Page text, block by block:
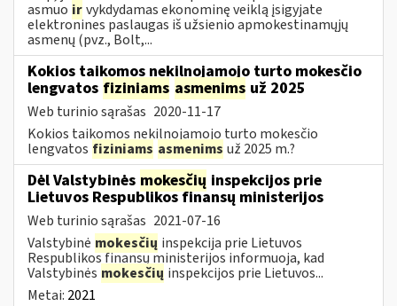
asmuo irvykdydamas ekonominę veiklą įsigyjate
elektronines paslaugas iš užsienio apmokestinamųjų
asmenų (pvz., Bolt,...
Kokios taikomos nekilnojamojo turto mokesčio
lengvatos fiziniams asmenims už 2025
Web turinio sąrašas 2020-11-17
Kokios taikomos nekilnojamojo turto mokesčio
lengvatos fiziniams asmenims už 2025 m.?
Dėl Valstybinės mokesčių inspekcijos prie
Lietuvos Respublikos finansų ministerijos
Web turinio sąrašas 2021-07-16
Valstybinė mokesčių inspekcija prie Lietuvos
Respublikos finansų ministerijos informuoja, kad
Valstybinės mokesčių inspekcijos prie Lietuvos...
Metai: 2021